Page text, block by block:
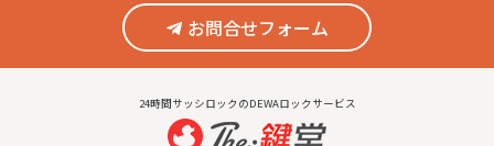
お問合せフォーム
24時間サッシロックのDEWAロックサービス